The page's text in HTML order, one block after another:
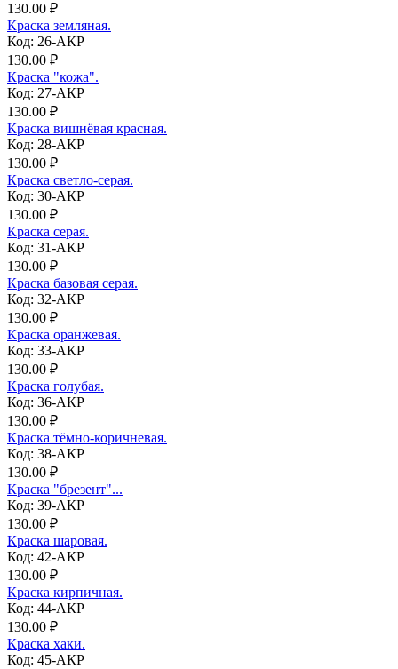
130.00 ₽
Краска земляная.
Код: 26-АКР
130.00 ₽
Краска "кожа".
Код: 27-АКР
130.00 ₽
Краска вишнёвая красная.
Код: 28-АКР
130.00 ₽
Краска светло-серая.
Код: 30-АКР
130.00 ₽
Краска серая.
Код: 31-АКР
130.00 ₽
Краска базовая серая.
Код: 32-АКР
130.00 ₽
Краска оранжевая.
Код: 33-АКР
130.00 ₽
Краска голубая.
Код: 36-АКР
130.00 ₽
Краска тёмно-коричневая.
Код: 38-АКР
130.00 ₽
Краска "брезент"...
Код: 39-АКР
130.00 ₽
Краска шаровая.
Код: 42-АКР
130.00 ₽
Краска кирпичная.
Код: 44-АКР
130.00 ₽
Краска хаки.
Код: 45-АКР